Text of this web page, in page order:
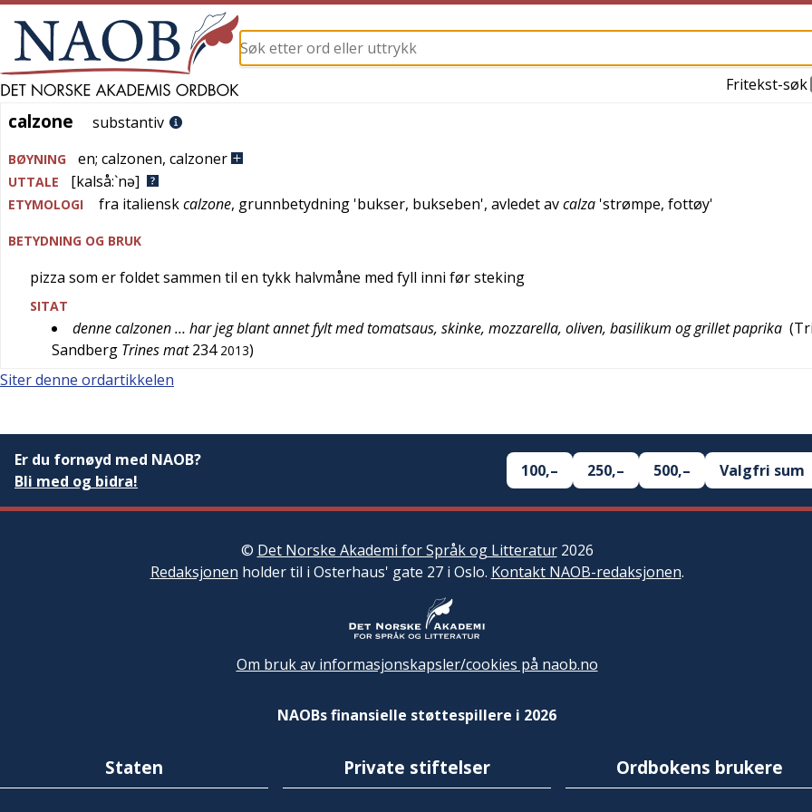
Fritekst-søk
calzone
calzone substantiv
BØYNING en; calzonen, calzoner
UTTALE [kalså:`nə]
ETYMOLOGI fra italienskcalzone, grunnbetydning 'bukser, bukseben', avledet avcalza 'strømpe, fottøy'
BETYDNING OG BRUK
pizza som er foldet sammen til en tykk halvmåne med fyll inni før steking
SITAT
denne calzonen … har jeg blant annet fylt med tomatsaus, skinke, mozzarella, oliven, basilikum og grillet paprika (
Sandberg Trines mat 234 2013)
Siter denne ordartikkelen
Er du fornøyd med NAOB?
Bli med og bidra!
100,– 250,– 500,– Valgfri sum
© Det Norske Akademi for Språk og Litteratur2026
Redaksjonen holder til i Osterhaus' gate 27 i Oslo. Kontakt NAOB-redaksjonen.
Om bruk av informasjonskapsler/cookies på naob.no
NAOBs finansielle støttespillere i 2026
Staten Private stiftelser Ordbokens brukere